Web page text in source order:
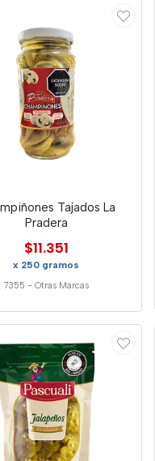
Tajados La
Pradera
$11.351
x 250 gramos
7355 -Otras Marcas